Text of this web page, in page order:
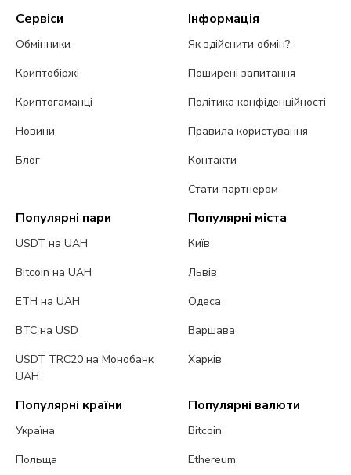
Сервіси
Обмінники
Криптобіржі
Криптогаманці
Новини
Блог
Інформація
Як здійснити обмін?
Поширені запитання
Політика конфіденційності
Правила користування
Контакти
Стати партнером
Популярні пари
USDT на UAH
Bitcoin на UAH
ETH на UAH
BTC на USD
USDT TRC20 на Монобанк
UAH
Популярні міста
Київ
Львів
Одеса
Варшава
Харків
Популярні країни
Україна
Польща
Популярні валюти
Bitcoin
Ethereum